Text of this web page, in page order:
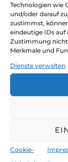
Technologien wie
und/oder darauf
zustimmst,
eindeutige IDs auf
Zustimmung
Merkmale und
Dienste verwalten
Cookie-
Eisberge in
stimmt mich